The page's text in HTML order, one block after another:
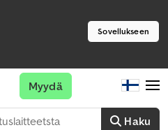
Sovellukseen
Haku
Myydä